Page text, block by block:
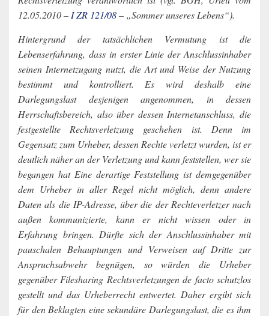
12.05.2010 – I ZR 121/08– „Sommer unseres Lebens“).
Hintergrund der tatsächlichen Vermutung ist die
Lebenserfahrung, dass in erster Linie der Anschlussinhaber
seinen Internetzugang nutzt, die Art und Weise der Nutzung
bestimmt und kontrolliert. Es wird deshalb eine
Darlegungslast desjenigen angenommen, in dessen
Herrschaftsbereich, also über dessen Internetanschluss, die
festgestellte Rechtsverletzung geschehen ist. Denn im
Gegensatz zum Urheber, dessen Rechte verletzt wurden, ist er
deutlich näher an der Verletzung und kann feststellen, wer sie
begangen hat Eine derartige Feststellung ist demgegenüber
dem Urheber in aller Regel nicht möglich, denn andere
Daten als die IP-Adresse, über die der Rechteverletzer nach
außen kommunizierte, kann er nicht wissen oder in
Erfahrung bringen. Dürfte sich der Anschlussinhaber mit
pauschalen Behauptungen und Verweisen auf Dritte zur
Anspruchsabwehr begnügen, so würden die Urheber
gegenüber Filesharing Rechtsverletzungen de facto schutzlos
gestellt und das Urheberrecht entwertet. Daher ergibt sich
für den Beklagten eine sekundäre Darlegungslast, die es ihm